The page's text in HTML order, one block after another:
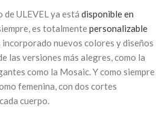
de ULEVEL ya está disponible en
es totalmentepersonalizable
incorporado nuevos colores y diseños
las versiones más alegres, como la
como la Mosaic. Y como siempre
femenina, con dos cortes
cuerpo.